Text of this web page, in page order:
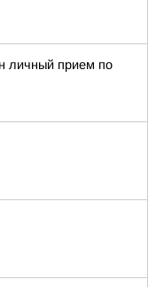
личный прием по